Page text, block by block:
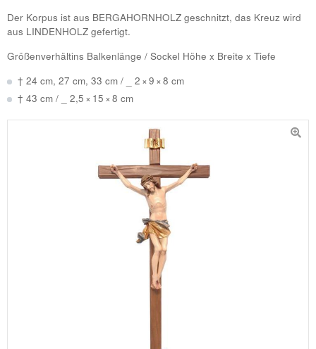
Der Korpus ist aus BERGAHORNHOLZ geschnitzt, das Kreuz wird
aus LINDENHOLZ gefertigt.
Größenverhältins Balkenlänge / Sockel Höhe x Breite x Tiefe
† 24 cm, 27 cm, 33 cm / _ 2 × 9 × 8 cm
† 43 cm / _ 2,5 × 15 × 8 cm